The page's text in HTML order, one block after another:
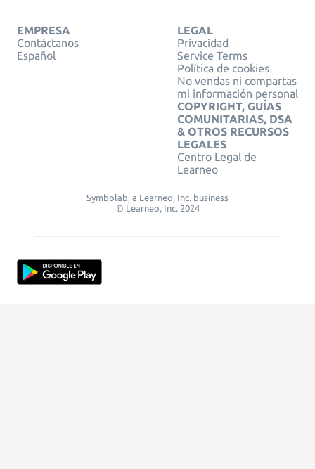
EMPRESA
Contáctanos
Español
LEGAL
Privacidad
Service Terms
Política de cookies
No vendas ni compartas
mi información personal
COPYRIGHT, GUÍAS
COMUNITARIAS, DSA
& OTROS RECURSOS
LEGALES
Centro Legal de
Learneo
Symbolab, a Learneo, Inc. business
© Learneo, Inc. 2024